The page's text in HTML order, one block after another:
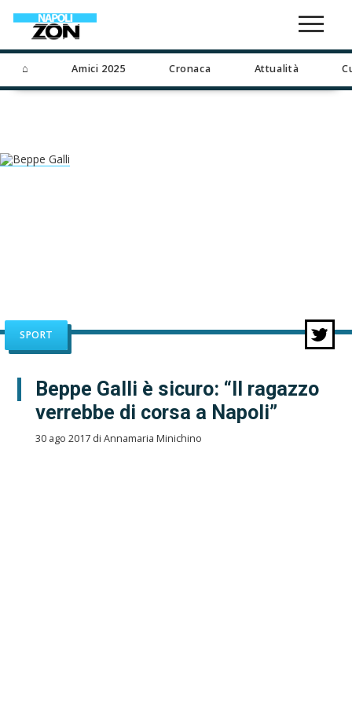
⌂ Amici 2025 Cronaca Attualità
SPORT
Beppe Galli è sicuro: “Il ragazzo
verrebbe di corsa a Napoli”
30 ago 2017 di Annamaria Minichino